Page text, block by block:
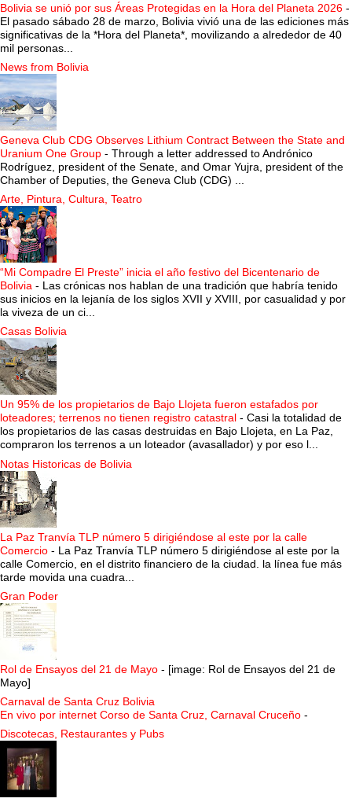
Bolivia se unió por sus Áreas Protegidas en la Hora del Planeta 2026 -
El pasado sábado 28 de marzo, Bolivia vivió una de las ediciones más
significativas de la *Hora del Planeta*, movilizando a alrededor de 40
mil personas...
News from Bolivia
Geneva Club CDG Observes Lithium Contract Between the State and
Uranium One Group - Through a letter addressed to Andrónico
Rodríguez, president of the Senate, and Omar Yujra, president of the
Chamber of Deputies, the Geneva Club (CDG) ...
Arte, Pintura, Cultura, Teatro
“Mi Compadre El Preste” inicia el año festivo del Bicentenario de
Bolivia - Las crónicas nos hablan de una tradición que habría tenido
sus inicios en la lejanía de los siglos XVII y XVIII, por casualidad y por
la viveza de un ci...
Casas Bolivia
Un 95% de los propietarios de Bajo Llojeta fueron estafados por
loteadores; terrenos no tienen registro catastral - Casi la totalidad de
los propietarios de las casas destruidas en Bajo Llojeta, en La Paz,
compraron los terrenos a un loteador (avasallador) y por eso l...
Notas Historicas de Bolivia
La Paz Tranvía TLP número 5 dirigiéndose al este por la calle
Comercio - La Paz Tranvía TLP número 5 dirigiéndose al este por la
calle Comercio, en el distrito financiero de la ciudad. la línea fue más
tarde movida una cuadra...
Gran Poder
Rol de Ensayos del 21 de Mayo - [image: Rol de Ensayos del 21 de
Mayo]
Carnaval de Santa Cruz Bolivia
En vivo por internet Corso de Santa Cruz, Carnaval Cruceño -
Discotecas, Restaurantes y Pubs